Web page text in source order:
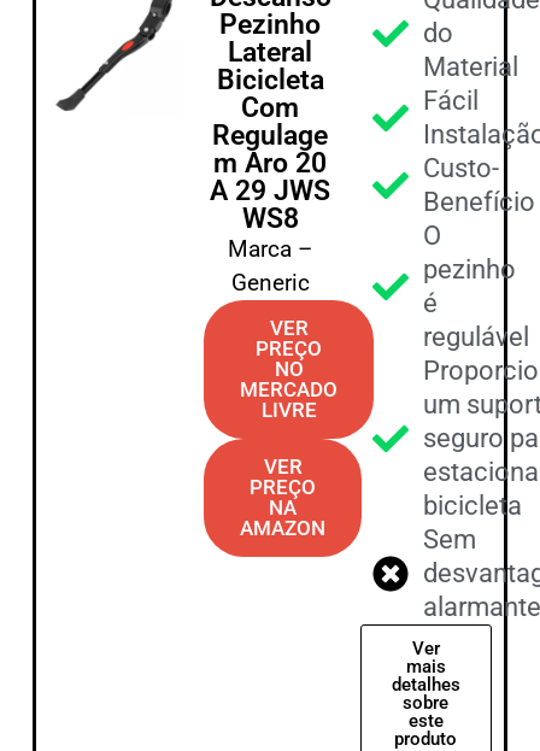
Pezinho
Lateral
Bicicleta
Com
Regulage
m Aro 20
A 29 JWS
WS8
Marca –
Generic
VER
PREÇO
NO
MERCADO
LIVRE
VER
PREÇO
NA
AMAZON
do
Material
Fácil
Custo-
Benefício
O
pezinho
é
regulável
um
seguro
bicicleta
Sem
Ver
mais
detalhes
sobre
este
produto